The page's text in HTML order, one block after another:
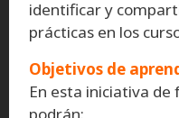
identificar y
prácticas en los
Objetivos de
En esta iniciativa
podrán: